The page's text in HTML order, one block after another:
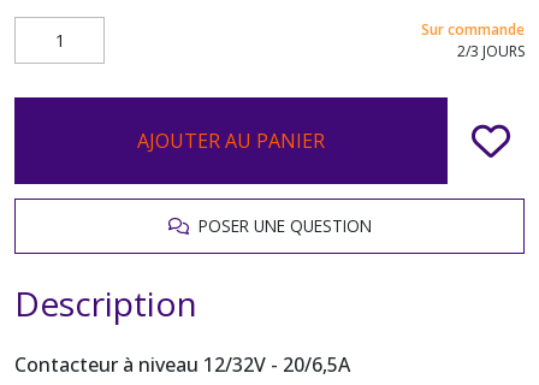
Sur commande
2/3 JOURS
AJOUTER AU PANIER
POSER UNE QUESTION
Description
Contacteur à niveau 12/32V - 20/6,5A